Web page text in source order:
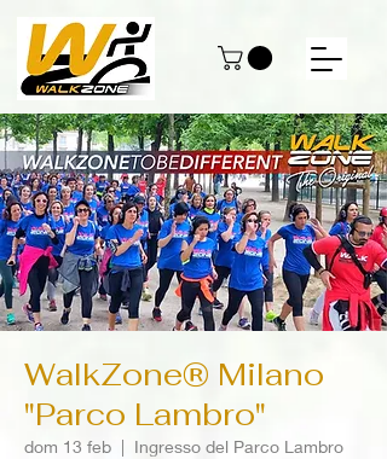
WalkZone® Milano
"Parco Lambro"
dom 13 feb
  |
Ingresso del Parco Lambro